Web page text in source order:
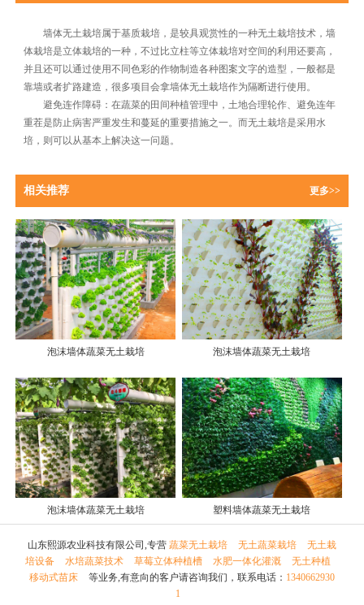
墙体无土栽培属于基质栽培，是较具观赏性的一种无土栽培技术，墙
体栽培是立体栽培的一种，不过比立柱等立体栽培对空间的利用还要高，
并且还可以通过使用不同色彩的作物制造各种图案文字的造型，一般都是
靠墙或者扩路建造，很多项目会拿墙体无土栽培作为隔断进行使用。
避免连作障碍：在蔬菜的田间种植管理中，土地合理轮作、避免连年
重茬是防止病害严重发生和蔓延的重要措施之一。而无土栽培是采用水
培，则可以从基本上解决这一问题。
相关推荐 更多>>
泡沫墙体蔬菜无土栽培 泡沫墙体蔬菜无土栽培
泡沫墙体蔬菜无土栽培 塑料墙体蔬菜无土栽培
山东熙源农业科技有限公司,专营 蔬菜无土栽培 无土蔬菜栽培
无土栽
培设备
水培蔬菜技术 草莓立体种植槽 水肥一体化灌溉
无土种植
移动式苗床
等业务,有意向的客户请咨询我们，联系电话： 1340662930
1